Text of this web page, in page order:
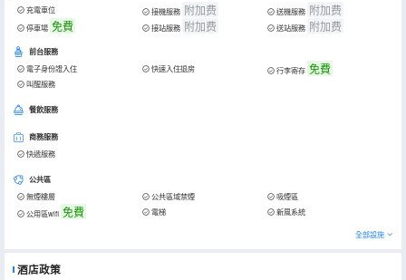
充電車位 接機服務 附加费 送機服務 附加费
停車場 免費 接站服務 附加费 送站服務 附加费
前台服務
電子身份證入住 快速入住退房 行李寄存 免費
叫醒服務
餐飲服務
商務服務
快遞服務
公共區
無煙樓層 公共區域禁煙
吸煙區
公用區wifi 免費 電梯 新風系統
全部設施
酒店政策